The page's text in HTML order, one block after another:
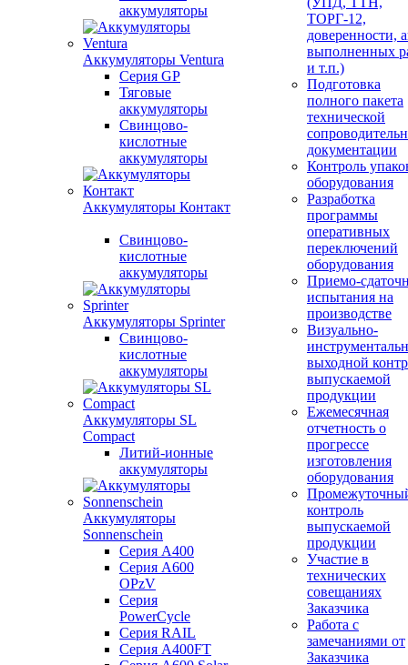
аккумуляторы
Аккумуляторы Ventura
Серия GP
Тяговые
аккумуляторы
Свинцово-
кислотные
аккумуляторы
Аккумуляторы Контакт
Свинцово-
кислотные
аккумуляторы
Аккумуляторы Sprinter
Свинцово-
кислотные
аккумуляторы
Аккумуляторы SL
Compact
Литий-ионные
аккумуляторы
Аккумуляторы
Sonnenschein
Серия A400
Серия A600
OPzV
Серия
PowerCycle
Серия RAIL
Серия A400FT
ТОРГ-12,
доверенности,
выполненных
и т.п.)
Подготовка
полного пакета
технической
документации
Контроль
оборудования
Разработка
программы
оперативных
переключений
оборудования
Приемо-
испытания на
производстве
Визуально-
выходной
выпускаемой
продукции
Ежемесячная
отчетность о
прогрессе
изготовления
оборудования
контроль
выпускаемой
продукции
Участие в
технических
совещаниях
Заказчика
Работа с
замечаниями от
Заказчика